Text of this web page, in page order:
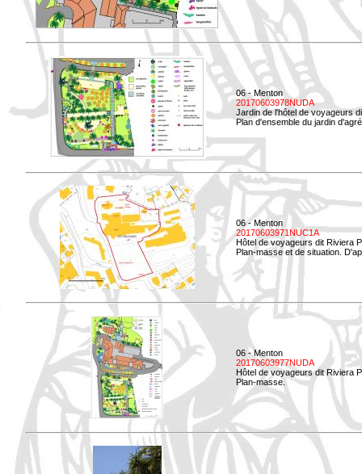
06 - Menton
20170603978NUDA
Jardin de l'hôtel de voyageurs
Plan d'ensemble du jardin
06 - Menton
20170603971NUC1A
Hôtel de voyageurs dit Riviera
Plan-masse et de situation.
06 - Menton
20170603977NUDA
Hôtel de voyageurs dit Riviera
Plan-masse.